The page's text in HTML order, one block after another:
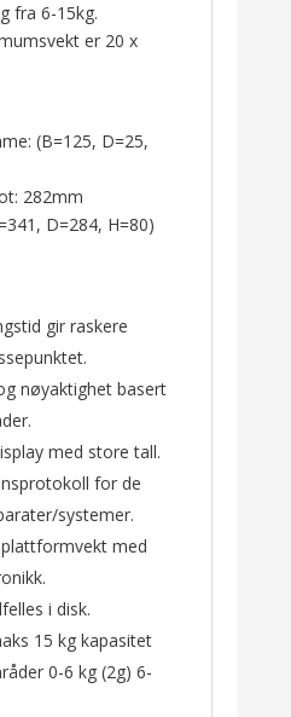
fra 6-15kg.
er 20 x
(B=125, D=25,
282mm
D=284, H=80)
gir raskere
nøyaktighet basert
med store tall.
for de
systemer.
med
i disk.
15 kg kapasitet
0-6 kg (2g) 6-